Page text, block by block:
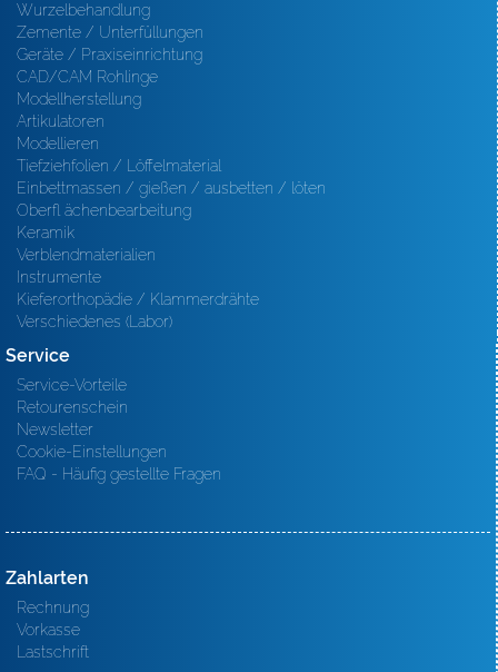
Wurzelbehandlung
Zemente / Unterfüllungen
Geräte / Praxiseinrichtung
CAD/CAM Rohlinge
Modellherstellung
Artikulatoren
Modellieren
Tiefziehfolien / Löffelmaterial
Einbettmassen / gießen / ausbetten / löten
Oberfl ächenbearbeitung
Keramik
Verblendmaterialien
Instrumente
Kieferorthopädie / Klammerdrähte
Verschiedenes (Labor)
Service
Service-Vorteile
Retourenschein
Newsletter
Cookie-Einstellungen
FAQ - Häufig gestellte Fragen
Zahlarten
Rechnung
Vorkasse
Lastschrift